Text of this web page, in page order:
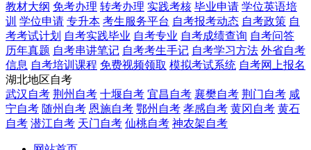
教材大纲 免考办理 转考办理 实践考核 毕业申请 学位英语培
训 学位申请 专升本 考生服务平台 自考报考动态 自考政策 自
考考试计划 自考实践毕业 自考专业 自考成绩查询 自考问答
历年真题 自考串讲笔记 自考考生手记 自考学习方法 外省自考
信息 自考培训课程 免费视频领取 模拟考试系统 自考网上报名
湖北地区自考
武汉自考 荆州自考 十堰自考 宜昌自考 襄樊自考 荆门自考 咸
宁自考 随州自考 恩施自考 鄂州自考 孝感自考 黄冈自考 黄石
自考 潜江自考 天门自考 仙桃自考 神农架自考